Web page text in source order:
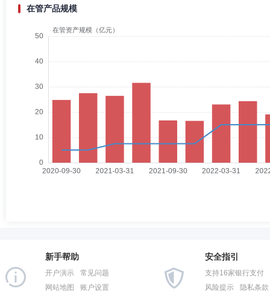
在管产品规模
新手帮助
开户演示
常见问题
网站地图
账户设置
安全指引
支持16家银行支付
风险提示
隐私条款